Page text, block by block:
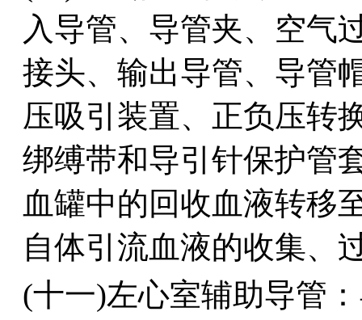
入导管、导管夹、空气
接头、输出导管、导管
压吸引装置、正负压转
绑缚带和导引针保护管
血罐中的回收血液转移
自体引流血液的收集、
(十一)左心室辅助导管